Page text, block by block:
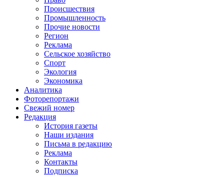
Происшествия
Промышленность
Прочие новости
Регион
Реклама
Сельское хозяйство
Спорт
Экология
Экономика
Аналитика
Фоторепортажи
Свежий номер
Редакция
История газеты
Наши издания
Письма в редакцию
Реклама
Контакты
Подписка